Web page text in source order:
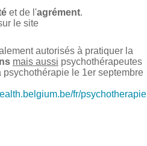
et de l'agrément.
le site
autorisés à pratiquer la
mais aussi psychothérapeutes
le 1er septembre
fr/psychotherapie